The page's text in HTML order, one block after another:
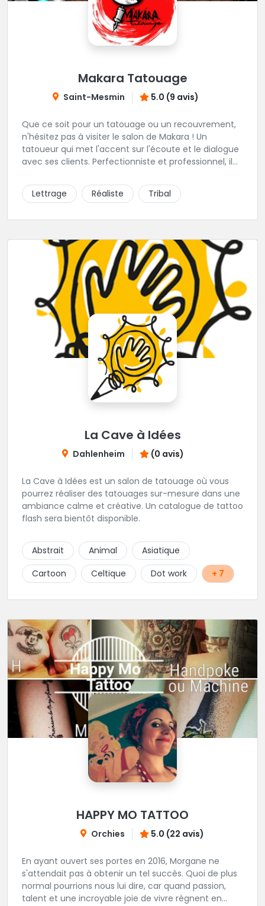
Makara Tatouage
Saint-Mesmin 5.0 (9 avis)
Que ce soit pour un tatouage ou un recouvrement,
n'hésitez pas à visiter le salon de Makara ! Un
tatoueur qui met l'accent sur l'écoute et le dialogue
avec ses clients. Perfectionniste et professionnel, il
aiguilles, pour un résultat bluffant qui résiste au
temps. Salon privée sur rdv et toujours avec une
Lettrage Réaliste Tribal
La Cave à Idées
Dahlenheim (0 avis)
La Cave à Idées est un salon de tatouage où vous
pourrez réaliser des tatouages sur-mesure dans une
ambiance calme et créative. Un catalogue de tattoo
flash sera bientôt disponible.
Abstrait Animal
Asiatique
Cartoon
Celtique Dot work + 7
HAPPY MO TATTOO
Orchies 5.0 (22 avis)
En ayant ouvert ses portes en 2016, Morgane ne
s'attendait pas à obtenir un tel succès. Quoi de plus
normal pourrions nous lui dire, car quand passion,
talent et une incroyable joie de vivre règnent en